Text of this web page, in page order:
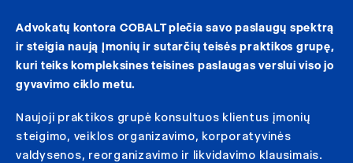
Advokatų kontora COBALT plečia savo paslaugų spektrą
ir steigia naują Įmonių ir sutarčių teisės praktikos grupę,
kuri teiks kompleksines teisines paslaugas verslui viso jo
gyvavimo ciklo metu.
Naujoji praktikos grupė konsultuos klientus įmonių
steigimo, veiklos organizavimo, korporatyvinės
valdysenos, reorganizavimo ir likvidavimo klausimais.